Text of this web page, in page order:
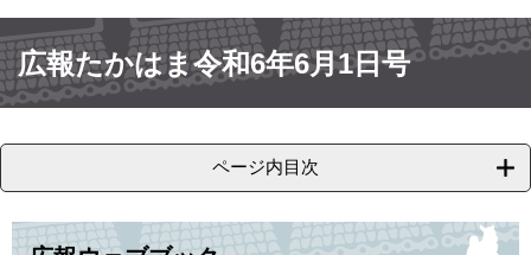
文
へ
文 広報たかはま令和6年6月1日号
ページ内目次